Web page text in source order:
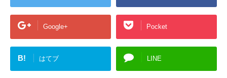
Google+ Pocket
B! はてブ LINE